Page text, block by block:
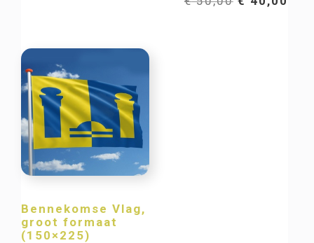
Bennekomse Vlag,
groot formaat
(150×225)